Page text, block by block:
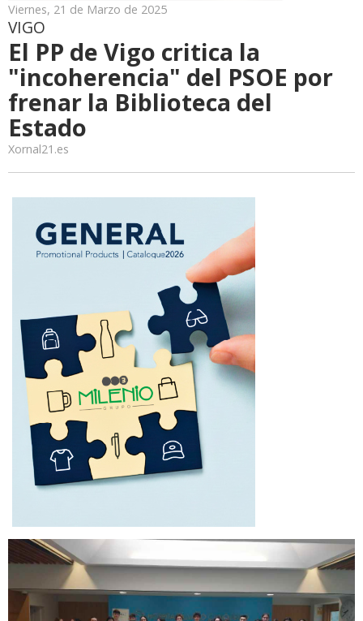
Viernes, 21 de Marzo de 2025
VIGO
El PP de Vigo critica la
"incoherencia" del PSOE por
frenar la Biblioteca del
Estado
Xornal21.es